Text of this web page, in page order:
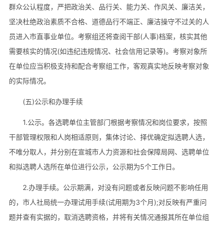
群众公认程度，严把政治关、品行关、能力关、作风关、廉洁关，
坚决杜绝政治素质不合格、道德品行不端正、廉洁操守不过关的人
员进入市直事业单位。考察组还将查阅干部(人事)档案，核实其他
需要核实的情况(如违纪违规情况、社会信用记录等)。考察对象所
在单位应当积极支持和配合考察组工作，客观真实地反映考察对象
的实际情况。
(五)公示和办理手续
1.公示。各选聘单位主管部门根据考察情况和岗位要求，按照
干部管理权限和人岗相适原则，集体讨论、择优确定拟选聘人选，
不唯分取人，并分别在宣城市人力资源和社会保障局网、选聘单位
和拟选聘人选所在单位进行公示，公示期为5个工作日。
2.办理手续。公示期满，对没有问题或者反映问题不影响任用
的，市人社局统一办理试用手续(试用期为3个月);对反映有严重问
题并查有实据的，取消选聘资格，并将有关情况通报其所在单位组